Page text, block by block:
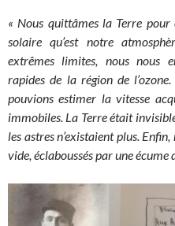
« Nous quittâmes la Terre
solaire qu’est notre
extrêmes limites, nous nous
rapides de la région de
pouvions estimer la vitesse
immobiles. La Terre était
les astres n’existaient plus.
vide, éclaboussés par une écume